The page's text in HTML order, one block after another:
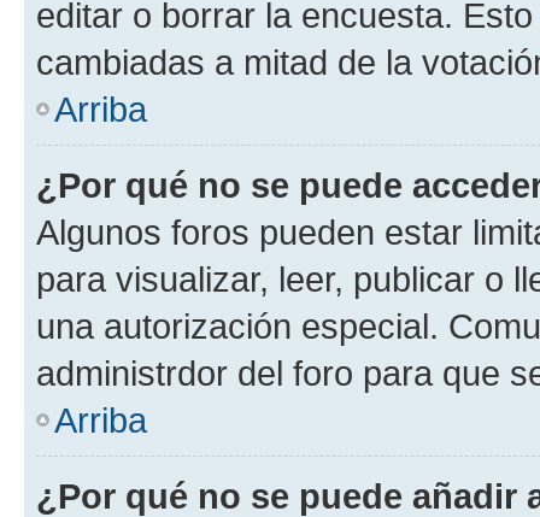
editar o borrar la encuesta.
cambiadas a mitad de la
Arriba
¿Por qué no se puede
Algunos foros pueden estar
para visualizar, leer, publicar o
una autorización especial.
administrdor del foro para que
Arriba
¿Por qué no se puede añadir